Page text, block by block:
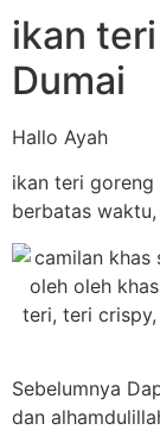
ikan
Dumai
Hallo Ayah
ikan teri goreng
berbatas
Sebelumnya
dan